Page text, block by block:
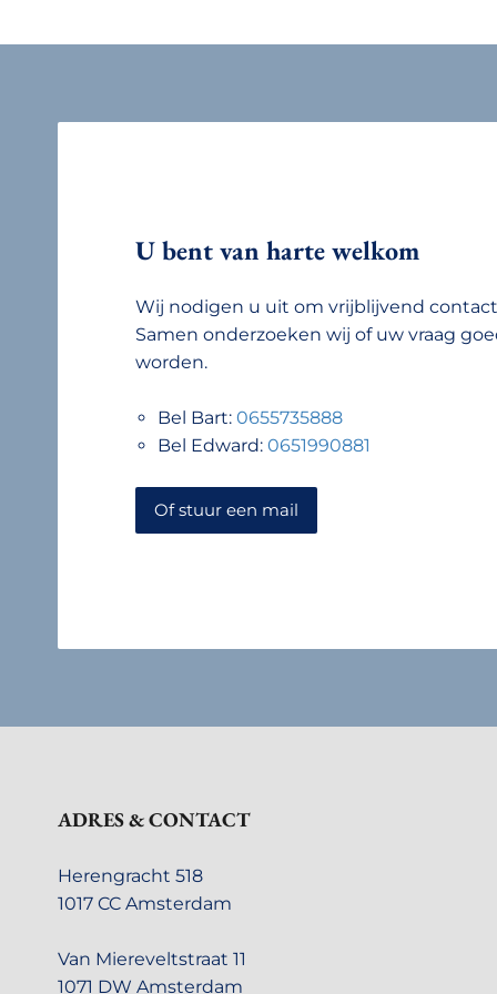
U bent van harte welkom
Wij nodigen u uit om vrijblijvend
Samen onderzoeken wij of uw vraag
worden.
Bel Bart: 0655735888
Bel Edward: 0651990881
Of stuur een mail
ADRES & CONTACT
Herengracht 518
1017 CC Amsterdam
Van Miereveltstraat 11
1071 DW Amsterdam